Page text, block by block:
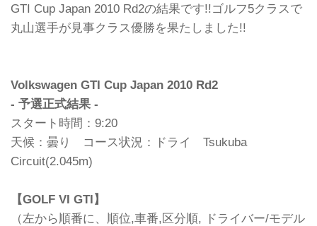
GTI Cup Japan 2010 Rd2の結果です!!ゴルフ5クラスで
丸山選手が見事クラス優勝を果たしました!!
Volkswagen GTI Cup Japan 2010 Rd2
- 予選正式結果 -
スタート時間：9:20
天候：曇り コース状況：ドライ Tsukuba
Circuit(2.045m)
【GOLF VI GTI】
（左から順番に、順位,車番,区分順, ドライバー/モデル